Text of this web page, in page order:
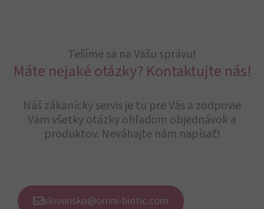
Tešíme sa na Vašu správu!
Máte nejaké otázky? Kontaktujte nás!
Náš zákanícky servis je tu pre Vás a zodpovie
Vám všetky otázky ohľadom objednávok a
produktov. Neváhajte nám napísať!
slovensko@omni-biotic.com